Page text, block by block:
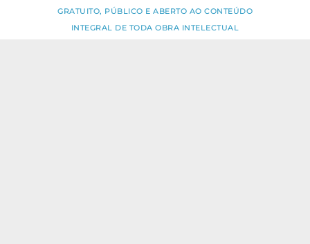
GRATUITO, PÚBLICO E ABERTO AO CONTEÚDO
INTEGRAL DE TODA OBRA INTELECTUAL